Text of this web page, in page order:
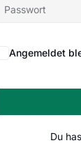
Angemeldet
Du